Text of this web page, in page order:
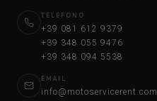
TELEFONO
+39 081 612 9379
+39 348 055 9476
+39 348 094 5538
EMAIL
info@motoservicerent.com